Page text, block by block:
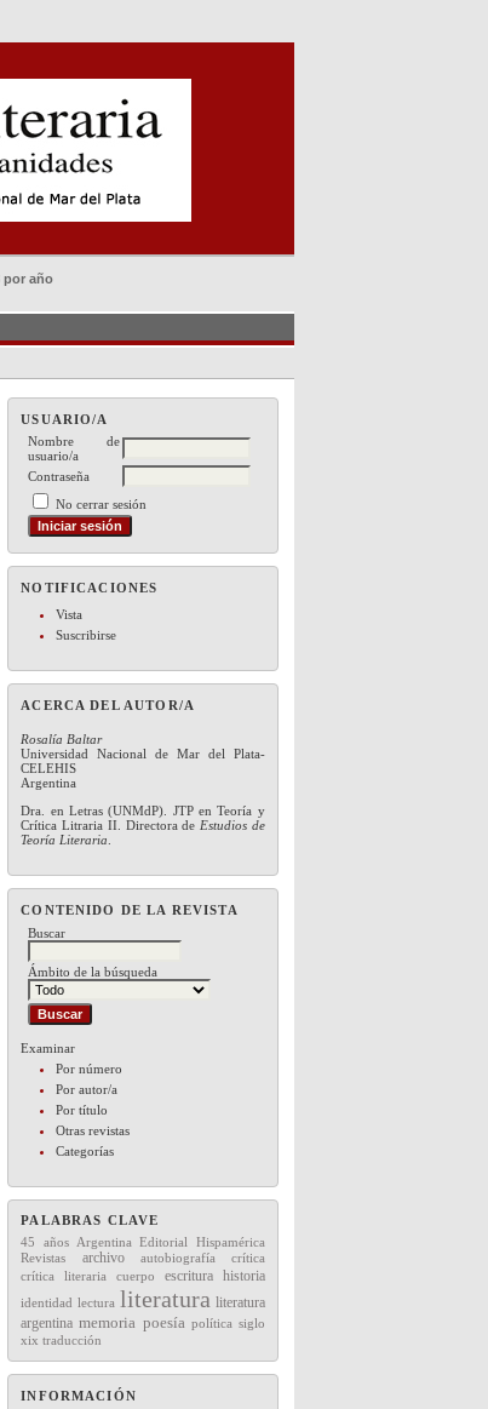
por año
USUARIO/A
Nombre de
usuario/a
Contraseña
No cerrar sesión
NOTIFICACIONES
Vista
Suscribirse
ACERCA DEL AUTOR/A
Rosalía Baltar
Universidad Nacional de Mar del Plata-
CELEHIS
Argentina
Dra. en Letras (UNMdP). JTP en Teoría y
Crítica Litraria II. Directora de Estudios de
Teoría Literaria
CONTENIDO DE LA REVISTA
Buscar
Ámbito de la búsqueda
Examinar
Por número
Por autor/a
Por título
Otras revistas
Categorías
PALABRAS CLAVE
45 años
Argentina Editorial
Hispamérica
Revistas
archivo autobiografía crítica
crítica literaria cuerpo escritura historia
identidad lectura literatura literatura
argentina memoria poesía política siglo
xix traducción
INFORMACIÓN